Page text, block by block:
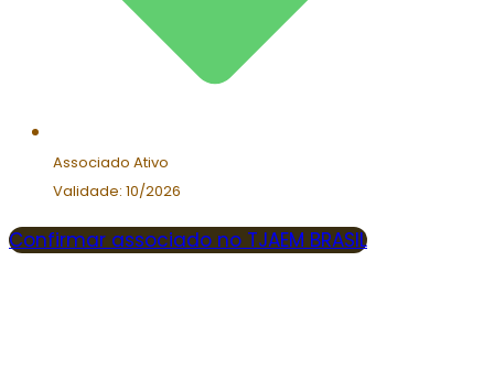
Associado Ativo
Validade: 10/2026
Confirmar associado no TJAEM BRASIL